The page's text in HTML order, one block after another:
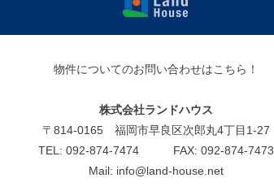
件・売買物
ハウス
物件についてのお問い合わせはこちら！
株式会社ランドハウス
〒814-0165 福岡市早良区次郎丸4丁目1-27
TEL: 092-874-7474 FAX: 092-874-7473
Mail: info@land-house.net